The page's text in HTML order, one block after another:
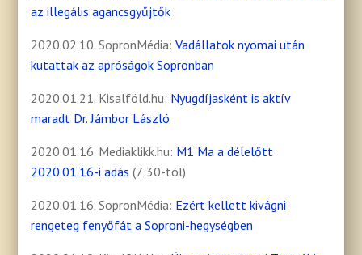
az illegális agancsgyűjtők
2020.02.10. SopronMédia:Vadállatok nyomai után
kutattak az apróságok Sopronban
2020.01.21. Kisalföld.hu: Nyugdíjasként is aktív
maradt Dr. Jámbor László
2020.01.16. Mediaklikk.hu: M1 Ma a délelőtt
2020.01.16-i adás (7:30-tól)
2020.01.16. SopronMédia: Ezért kellett kivágni
rengeteg fenyőfát a Soproni-hegységben